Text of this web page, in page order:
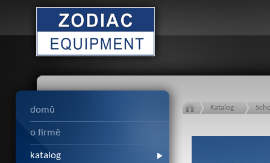
domů
o firmě
katalog
Katalog